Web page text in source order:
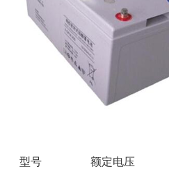
型号 额定电压